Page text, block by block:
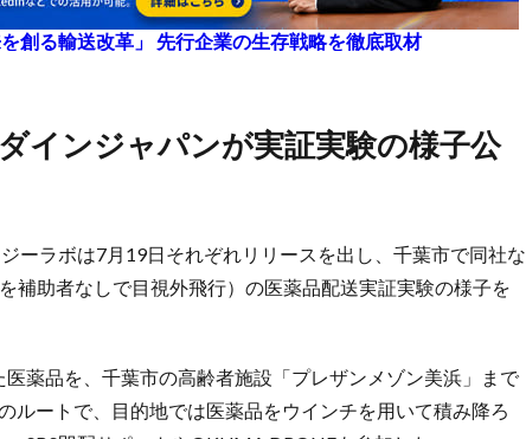
創る輸送改革」 先行企業の生存戦略を徹底取材
ーラボは7月19日それぞれリリースを出し、千葉市で同社な
補助者なしで目視外飛行）の医薬品配送実証実験の様子を
薬品を、千葉市の高齢者施設「プレザンメゾン美浜」まで
ルートで、目的地では医薬品をウインチを用いて積み降ろ